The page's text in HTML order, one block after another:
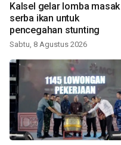
Kalsel gelar lomba masak
serba ikan untuk
pencegahan stunting
Sabtu, 8 Agustus 2026